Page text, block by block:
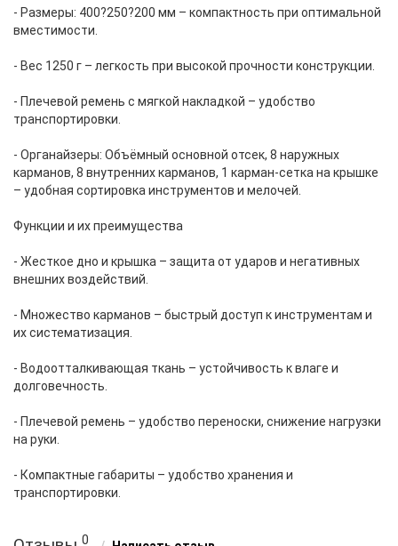
- Размеры: 400?250?200 мм – компактность при оптимальной
вместимости.
- Вес 1250 г – легкость при высокой прочности конструкции.
- Плечевой ремень с мягкой накладкой – удобство
транспортировки.
- Органайзеры: Объёмный основной отсек, 8 наружных
карманов, 8 внутренних карманов, 1 карман-сетка на крышке
– удобная сортировка инструментов и мелочей.
Функции и их преимущества
- Жесткое дно и крышка – защита от ударов и негативных
внешних воздействий.
- Множество карманов – быстрый доступ к инструментам и
их систематизация.
- Водоотталкивающая ткань – устойчивость к влаге и
долговечность.
- Плечевой ремень – удобство переноски, снижение нагрузки
на руки.
- Компактные габариты – удобство хранения и
транспортировки.
0